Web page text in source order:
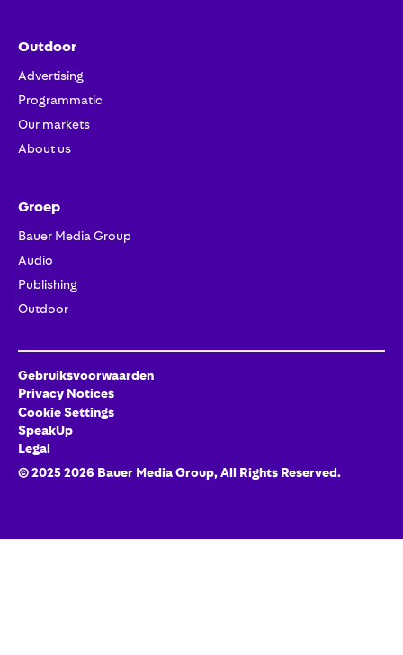
Outdoor
Advertising
Programmatic
Our markets
About us
Groep
Bauer Media Group
Audio
Publishing
Outdoor
Gebruiksvoorwaarden
Privacy Notices
Cookie Settings
SpeakUp
Legal
© 20252026 Bauer Media Group, All Rights Reserved.